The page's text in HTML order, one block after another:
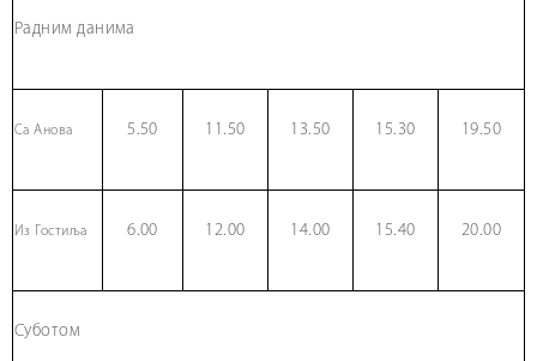
Радним данима
Са Анова 5.50 11.50 13.50 15.30 19.50
Из Гостиља 6.00 12.00 14.00 15.40 20.00
Суботом